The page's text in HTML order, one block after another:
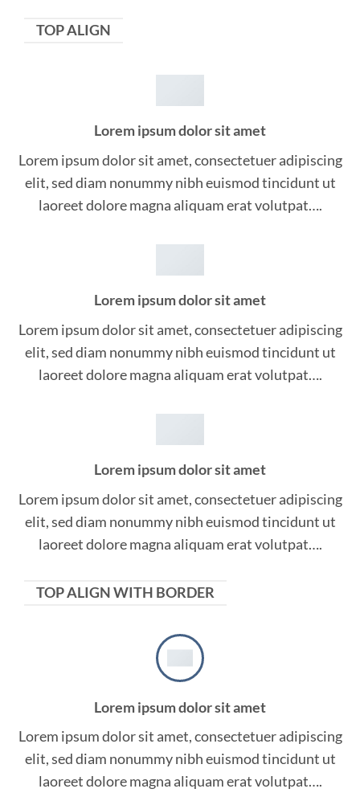
TOP ALIGN
Lorem ipsum dolor sit amet
Lorem ipsum dolor sit amet, consectetuer adipiscing
elit, sed diam nonummy nibh euismod tincidunt ut
laoreet dolore magna aliquam erat volutpat….
Lorem ipsum dolor sit amet
Lorem ipsum dolor sit amet, consectetuer adipiscing
elit, sed diam nonummy nibh euismod tincidunt ut
laoreet dolore magna aliquam erat volutpat….
Lorem ipsum dolor sit amet
Lorem ipsum dolor sit amet, consectetuer adipiscing
elit, sed diam nonummy nibh euismod tincidunt ut
laoreet dolore magna aliquam erat volutpat….
TOP ALIGN WITH BORDER
Lorem ipsum dolor sit amet
Lorem ipsum dolor sit amet, consectetuer adipiscing
elit, sed diam nonummy nibh euismod tincidunt ut
laoreet dolore magna aliquam erat volutpat….